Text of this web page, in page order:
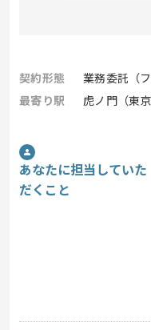
契約形態
業務委託（
最寄り駅
虎ノ門（東
あなたに担当していた
だくこと